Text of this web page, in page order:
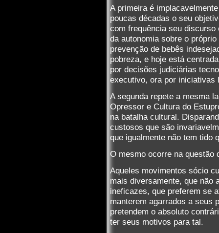
A primeira é
poucas décadas o seu
com frequência seu
da autonomia sobre o
prevenção de bebês
pobreza, e hoje está
por decisões judiciárias
executivo, ora por iniciativas
A segunda repete a mesma
Opressor e Cultura do
na batalha cultural.
custosos que são
que igualmente não tem tido
O mesmo ocorre na questão
Aqueles movimentos sócio
mais diversamente, que não
ineficazes, que preferem se
manterem agarrados a seus
pretendem o absoluto
ter seus motivos para tal.